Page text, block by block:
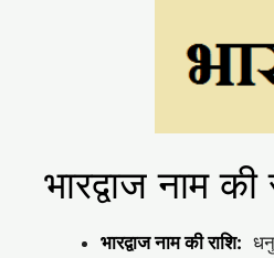
भारद्वाज नाम
भारद्वाज नाम की राशि: